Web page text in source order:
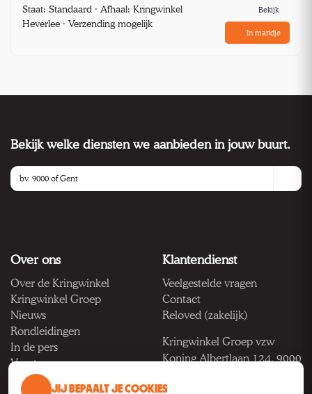
Staat: Standaard · Afhaal: Kringwinkel
Heverlee · Verzending mogelijk
Bekijk
In mandje
Bekijk welke diensten we aanbieden in jouw buurt.
Over ons
Over de Kringwinkel
Kringwinkel Groep
Nieuws
Rondleidingen
In de pers
Vacatures
Klantendienst
Veelgestelde vragen
Contact
Reloved (zakelijk)
Kringwinkel Groep vzw
Koning Albertlaan 124, 9000
JIJ BEPAALT JE COOKIES